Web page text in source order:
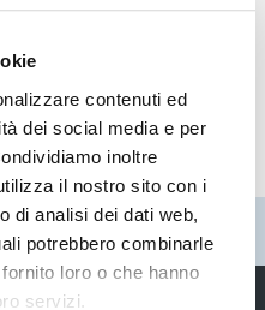
contenuti ed
dei social media e per
inoltre
il nostro sito con i
di analisi dei dati web,
potrebbero combinarle
loro o che hanno
servizi.